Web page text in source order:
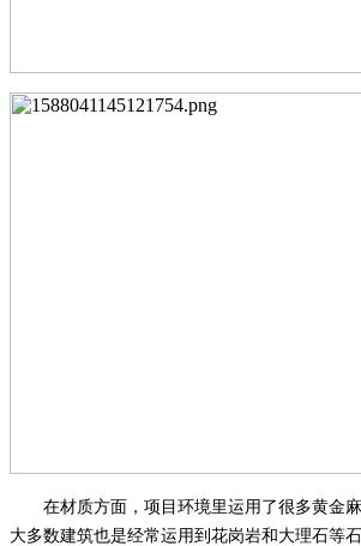
在材质方面，项目环境里运用了很多黄金
大多数建筑也是经常运用到花岗岩和大理石等